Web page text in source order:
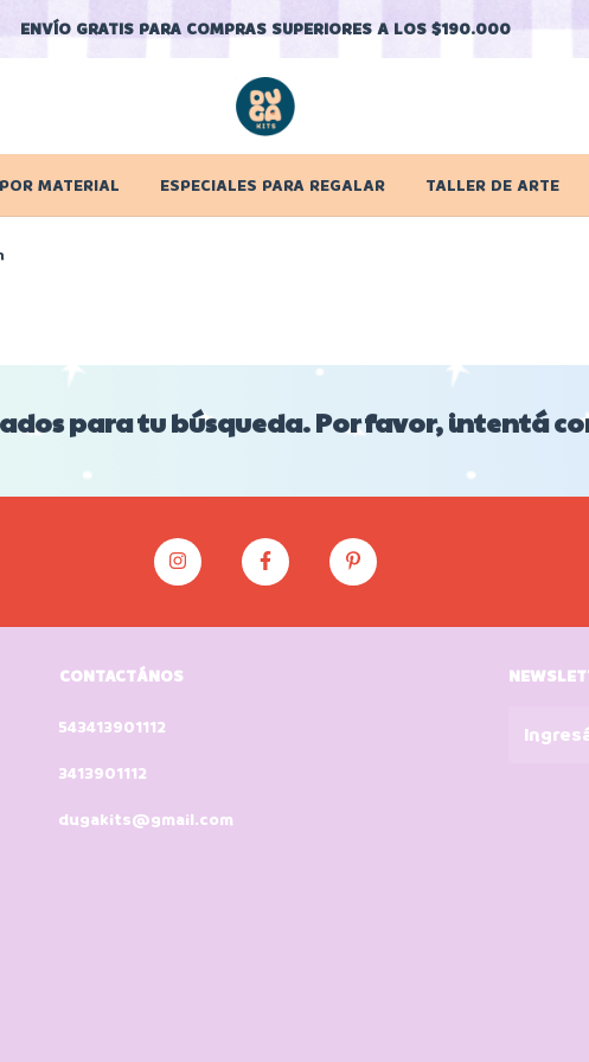
ENVÍO GRATIS PARA COMPRAS SUPERIORES A LOS $190.000
MATERIAL ESPECIALES PARA REGALAR TALLER DE ARTE
para tu búsqueda. Por favor, intentá
CONTACTÁNOS
543413901112
3413901112
dugakits@gmail.com